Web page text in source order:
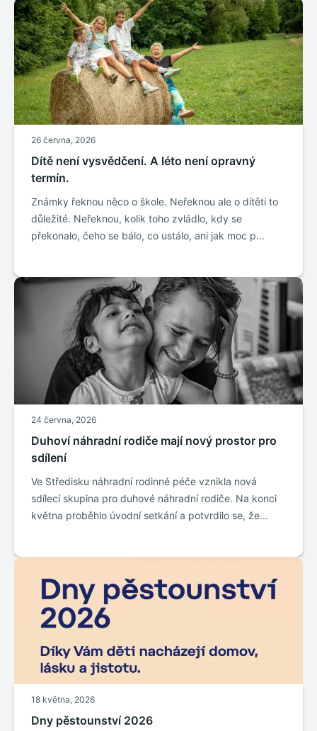
26 června, 2026
Dítě není vysvědčení. A léto není opravný
termín.
Známky řeknou něco o škole. Neřeknou ale o dítěti to
důležité. Neřeknou, kolik toho zvládlo, kdy se
překonalo, čeho se bálo, co ustálo, ani jak moc p...
24 června, 2026
Duhoví náhradní rodiče mají nový prostor pro
sdílení
Ve Středisku náhradní rodinné péče vznikla nová
sdílecí skupina pro duhové náhradní rodiče. Na konci
května proběhlo úvodní setkání a potvrdilo se, že...
18 května, 2026
Dny pěstounství 2026